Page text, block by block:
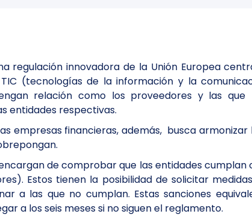
regulación innovadora de la Unión Europea
(tecnologías de la información y la
relación como los proveedores y las
entidades respectivas.
empresas financieras, además, busca
de comprobar que las entidades cumplan
Estos tienen la posibilidad de solicitar
a las que no cumplan. Estas sanciones
a los seis meses si no siguen el reglamento.